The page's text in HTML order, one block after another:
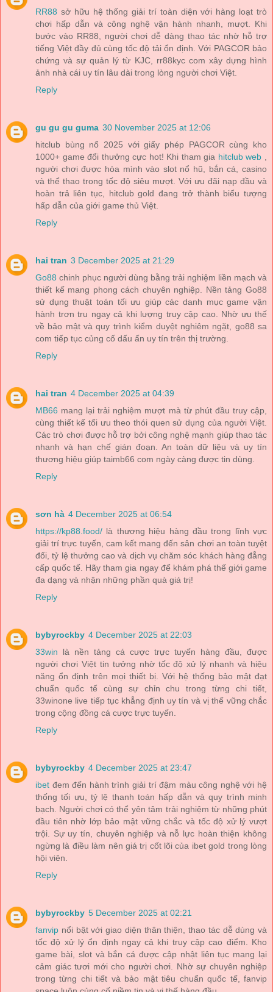
RR88 sở hữu hệ thống giải trí toàn diện với hàng loạt trò
chơi hấp dẫn và công nghệ vận hành nhanh, mượt. Khi
bước vào RR88, người chơi dễ dàng thao tác nhờ hỗ trợ
tiếng Việt đầy đủ cùng tốc độ tải ổn định. Với PAGCOR bảo
chứng và sự quản lý từ KJC, rr88kyc com xây dựng hình
ảnh nhà cái uy tín lâu dài trong lòng người chơi Việt.
Reply
gu gu gu guma 30 November 2025 at 12:06
hitclub bùng nổ 2025 với giấy phép PAGCOR cùng kho
1000+ game đổi thưởng cực hot! Khi tham gia hitclub web
người chơi được hòa mình vào slot nổ hũ, bắn cá, casino
và thể thao trong tốc độ siêu mượt. Với ưu đãi nạp đầu và
hoàn trả liên tục, hitclub gold đang trở thành biểu tượng
hấp dẫn của giới game thủ Việt.
Reply
hai tran 3 December 2025 at 21:29
Go88 chinh phục người dùng bằng trải nghiệm liền mạch và
thiết kế mang phong cách chuyên nghiệp. Nền tảng Go88
sử dụng thuật toán tối ưu giúp các danh mục game vận
hành trơn tru ngay cả khi lượng truy cập cao. Nhờ ưu thế
về bảo mật và quy trình kiểm duyệt nghiêm ngặt, go88 sa
com tiếp tục củng cố dấu ấn uy tín trên thị trường.
Reply
hai tran 4 December 2025 at 04:39
MB66 mang lại trải nghiệm mượt mà từ phút đầu truy cập,
cùng thiết kế tối ưu theo thói quen sử dụng của người Việt.
Các trò chơi được hỗ trợ bởi công nghệ mạnh giúp thao tác
nhanh và hạn chế gián đoạn. An toàn dữ liệu và uy tín
thương hiệu giúp taimb66 com ngày càng được tin dùng.
Reply
sơn hà 4 December 2025 at 06:54
https://kp88.food/ là thương hiệu hàng đầu trong lĩnh vực
giải trí trực tuyến, cam kết mang đến sân chơi an toàn tuyệt
đối, tỷ lệ thưởng cao và dịch vụ chăm sóc khách hàng đẳng
cấp quốc tế. Hãy tham gia ngay để khám phá thế giới game
đa dạng và nhận những phần quà giá trị!
Reply
bybyrockby 4 December 2025 at 22:03
33win là nền tảng cá cược trực tuyến hàng đầu, được
người chơi Việt tin tưởng nhờ tốc độ xử lý nhanh và hiệu
năng ổn định trên mọi thiết bị. Với hệ thống bảo mật đạt
chuẩn quốc tế cùng sự chỉn chu trong từng chi tiết,
33winone live tiếp tục khẳng định uy tín và vị thế vững chắc
trong cộng đồng cá cược trực tuyến.
Reply
bybyrockby 4 December 2025 at 23:47
ibet đem đến hành trình giải trí đậm màu công nghệ với hệ
thống tối ưu, tỷ lệ thanh toán hấp dẫn và quy trình minh
bạch. Người chơi có thể yên tâm trải nghiệm từ những phút
đầu tiên nhờ lớp bảo mật vững chắc và tốc độ xử lý vượt
trội. Sự uy tín, chuyên nghiệp và nỗ lực hoàn thiện không
ngừng là điều làm nên giá trị cốt lõi của ibet gold trong lòng
hội viên.
Reply
bybyrockby 5 December 2025 at 02:21
fanvip nổi bật với giao diện thân thiện, thao tác dễ dùng và
tốc độ xử lý ổn định ngay cả khi truy cập cao điểm. Kho
game bài, slot và bắn cá được cập nhật liên tục mang lại
cảm giác tươi mới cho người chơi. Nhờ sự chuyên nghiệp
trong từng chi tiết và bảo mật tiêu chuẩn quốc tế, fanvip